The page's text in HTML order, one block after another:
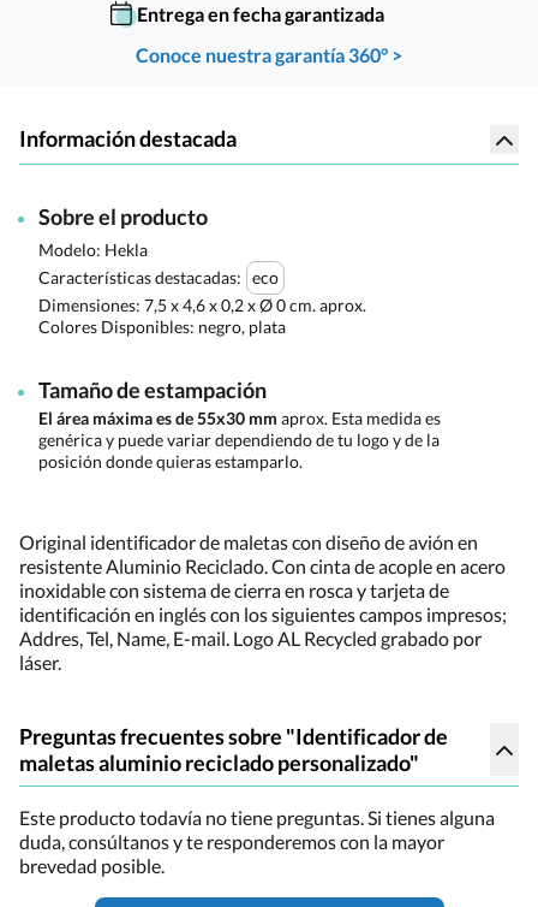
Entrega en fecha garantizada
Conoce nuestra garantía 360° >
Información destacada
Sobre el producto
Modelo: Hekla
Características destacadas: eco
Dimensiones: 7,5 x 4,6 x 0,2 x Ø 0 cm. aprox.
Colores Disponibles: negro, plata
Tamaño de estampación
El área máxima es de 55x30 mm aprox. Esta medida es
genérica y puede variar dependiendo de tu logo y de la
posición donde quieras estamparlo.
Original identificador de maletas con diseño de avión en
resistente Aluminio Reciclado. Con cinta de acople en acero
inoxidable con sistema de cierra en rosca y tarjeta de
identificación en inglés con los siguientes campos impresos;
Addres, Tel, Name, E-mail. Logo AL Recycled grabado por
láser.
Preguntas frecuentes sobre "Identificador de
maletas aluminio reciclado personalizado"
Este producto todavía no tiene preguntas. Si tienes alguna
duda, consúltanos y te responderemos con la mayor
brevedad posible.